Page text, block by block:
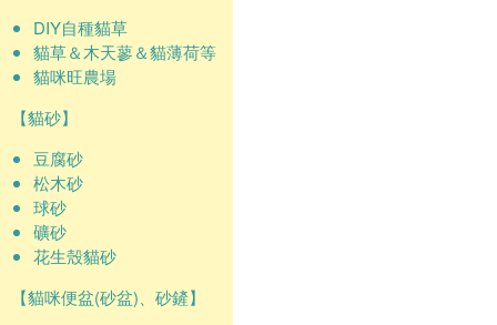
DIY自種貓草
貓草＆木天蓼＆貓薄荷等
貓咪旺農場
【貓砂】
豆腐砂
松木砂
球砂
礦砂
花生殼貓砂
【貓咪便盆(砂盆)、砂鏟】